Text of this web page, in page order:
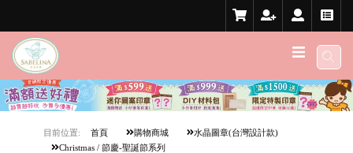
目前位置: 首頁 購物商城
水晶圖章(台灣設計款)
Christmas / 節慶-聖誕節系列